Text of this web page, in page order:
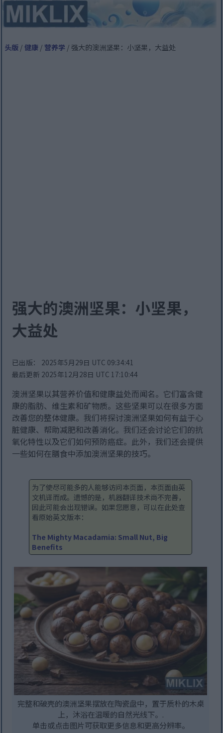
头版 /健康 /营养学 / 强大的澳洲坚果：小坚果，大益处
强大的澳洲坚果：小坚果，
大益处
已出版： 2025年5月29日 UTC 09:34:41
最后更新 2025年12月28日 UTC 17:10:44
澳洲坚果以其营养价值和健康益处而闻名。它们富含健
康的脂肪、维生素和矿物质。这些坚果可以在很多方面
改善您的整体健康。我们将探讨澳洲坚果如何有益于心
脏健康、帮助减肥和改善消化。我们还会讨论它们的抗
氧化特性以及它们如何预防癌症。此外，我们还会提供
一些如何在膳食中添加澳洲坚果的技巧。
为了使尽可能多的人能够访问本页面，本页面由英
文机译而成。遗憾的是，机器翻译技术尚不完善，
因此可能会出现错误。如果您愿意，可以在此处查
看原始英文版本：
The Mighty Macadamia: Small Nut, Big
Benefits
完整和破壳的澳洲坚果摆放在陶瓷盘中，置于质朴的木桌
上，沐浴在温暖的自然光线下。.
单击或点击图片可获取更多信息和更高分辨率。